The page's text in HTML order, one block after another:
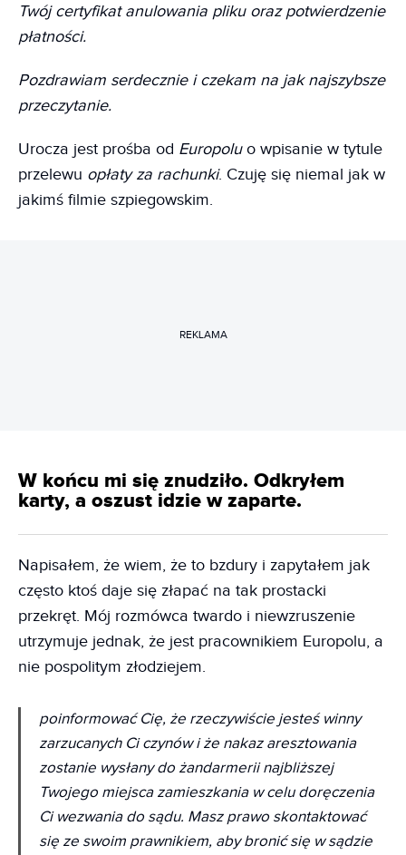
Twój certyfikat anulowania pliku oraz potwierdzenie
płatności.
Pozdrawiam serdecznie i czekam na jak najszybsze
przeczytanie.
Urocza jest prośba od Europoluo wpisanie w tytule
przelewu opłaty za rachunki. Czuję się niemal jak w
jakimś filmie szpiegowskim.
REKLAMA
W końcu mi się znudziło. Odkryłem
karty, a oszust idzie w zaparte.
Napisałem, że wiem, że to bzdury i zapytałem jak
często ktoś daje się złapać na tak prostacki
przekręt. Mój rozmówca twardo i niewzruszenie
utrzymuje jednak, że jest pracownikiem Europolu, a
nie pospolitym złodziejem.
poinformować Cię, że rzeczywiście jesteś winny
zarzucanych Ci czynów i że nakaz aresztowania
zostanie wysłany do żandarmerii najbliższej
Twojego miejsca zamieszkania w celu doręczenia
Ci wezwania do sądu. Masz prawo skontaktować
się ze swoim prawnikiem, aby bronić się w sądzie